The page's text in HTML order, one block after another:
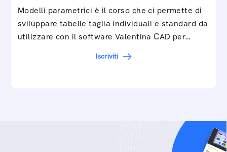
Modelli parametrici è il corso che ci permette di
sviluppare tabelle taglia individuali e standard da
utilizzare con il software Valentina CAD per…
Iscriviti